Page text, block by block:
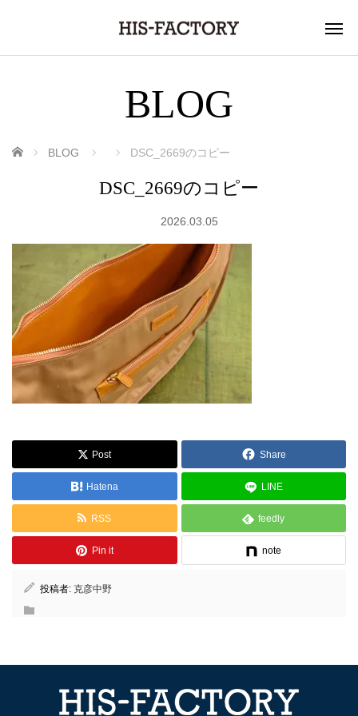
BLOG
ホーム BLOG DSC_2669のコピー
DSC_2669のコピー
2026.03.05
Post Share
Hatena LINE
RSS feedly
Pin it note
投稿者: 克彦中野